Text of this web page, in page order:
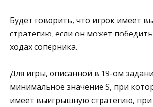
Будет говорить, что игрок имеет
стратегию, если он может
ходах соперника.
Для игры, описанной в 19-ом
минимальное значение S, при
имеет выигрышную стратегию,